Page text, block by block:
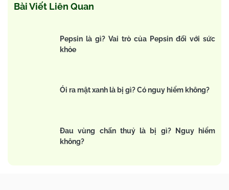
Bài Viết Liên Quan
Pepsin là gì? Vai trò của Pepsin đối với sức
khỏe
Ói ra mật xanh là bị gì? Có nguy hiểm không?
Đau vùng chấn thuỷ là bị gì? Nguy hiểm
không?